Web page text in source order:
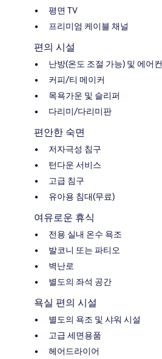
평면 TV
프리미엄 케이블 채널
편의 시설
난방(온도 조절 가능) 및 에어컨
커피/티 메이커
목욕가운 및 슬리퍼
다리미/다리미판
편안한 숙면
저자극성 침구
턴다운 서비스
고급 침구
유아용 침대(무료)
여유로운 휴식
전용 실내 온수 욕조
발코니 또는 파티오
벽난로
별도의 좌석 공간
욕실 편의 시설
별도의 욕조 및 샤워 시설
고급 세면용품
헤어드라이어